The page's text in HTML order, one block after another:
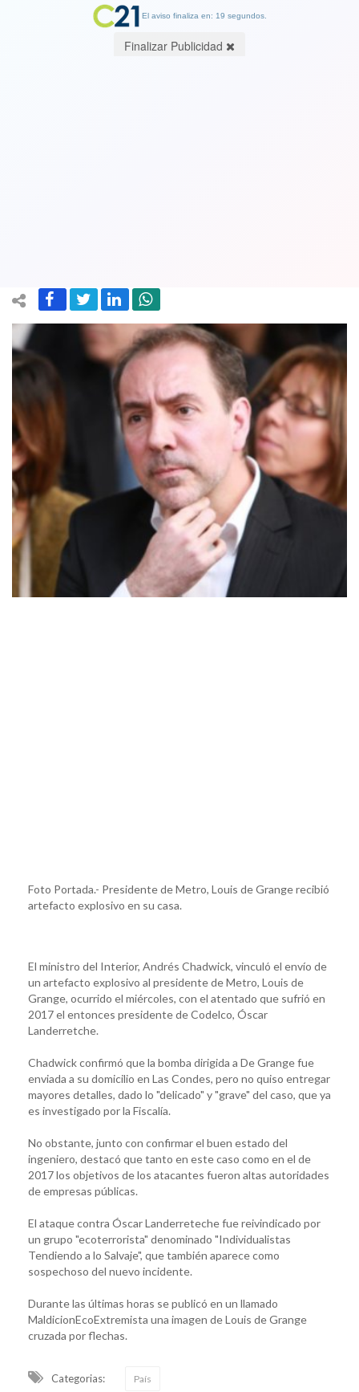
Foto Portada.- Presidente de Metro, Louis de Grange recibió
artefacto explosivo en su casa.
El ministro del Interior, Andrés Chadwick, vinculó el envío de
un artefacto explosivo al presidente de Metro, Louis de
Grange, ocurrido el miércoles, con el atentado que sufrió en
2017 el entonces presidente de Codelco, Óscar
Landerretche.
Chadwick confirmó que la bomba dirigida a De Grange fue
enviada a su domicilio en Las Condes, pero no quiso entregar
mayores detalles, dado lo "delicado" y "grave" del caso, que ya
es investigado por la Fiscalía.
No obstante, junto con confirmar el buen estado del
ingeniero, destacó que tanto en este caso como en el de
2017 los objetivos de los atacantes fueron altas autoridades
de empresas públicas.
El ataque contra Óscar Landerreteche fue reivindicado por
un grupo "ecoterrorista" denominado "Individualistas
Tendiendo a lo Salvaje", que también aparece como
sospechoso del nuevo incidente.
Durante las últimas horas se publicó en un llamado
MaldicionEcoExtremista una imagen de Louis de Grange
cruzada por flechas.
Categorias: País
El aviso finaliza en: 19 segundos.
Finalizar Publicidad